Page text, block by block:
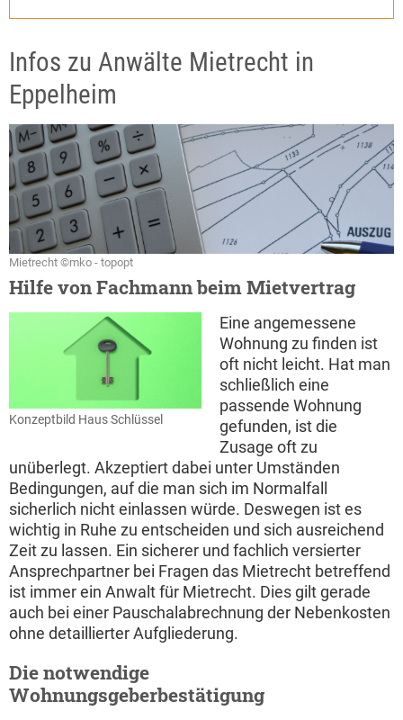
Infos zu Anwälte Mietrecht in
Eppelheim
Mietrecht ©mko - topopt
Hilfe von Fachmann beim Mietvertrag
Konzeptbild Haus Schlüssel
Eine angemessene
Wohnung zu finden ist
oft nicht leicht. Hat man
schließlich eine
passende Wohnung
gefunden, ist die
Zusage oft zu
unüberlegt. Akzeptiert dabei unter Umständen
Bedingungen, auf die man sich im Normalfall
sicherlich nicht einlassen würde. Deswegen ist es
wichtig in Ruhe zu entscheiden und sich ausreichend
Zeit zu lassen. Ein sicherer und fachlich versierter
Ansprechpartner bei Fragen das Mietrecht betreffend
ist immer ein Anwalt für Mietrecht. Dies gilt gerade
auch bei einer Pauschalabrechnung der Nebenkosten
ohne detaillierter Aufgliederung.
Die notwendige
Wohnungsgeberbestätigung